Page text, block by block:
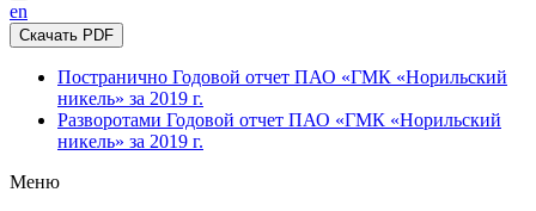
en
Скачать PDF
Постранично Годовой отчет ПАО «ГМК «Норильский
никель» за 2019 г.
Разворотами Годовой отчет ПАО «ГМК «Норильский
никель» за 2019 г.
Меню